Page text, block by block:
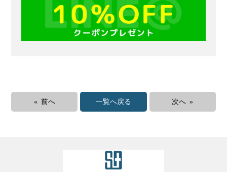
« 前へ 一覧へ戻る 次へ »